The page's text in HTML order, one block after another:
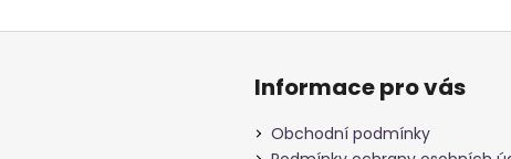
Informace pro vás
Obchodní podmínky